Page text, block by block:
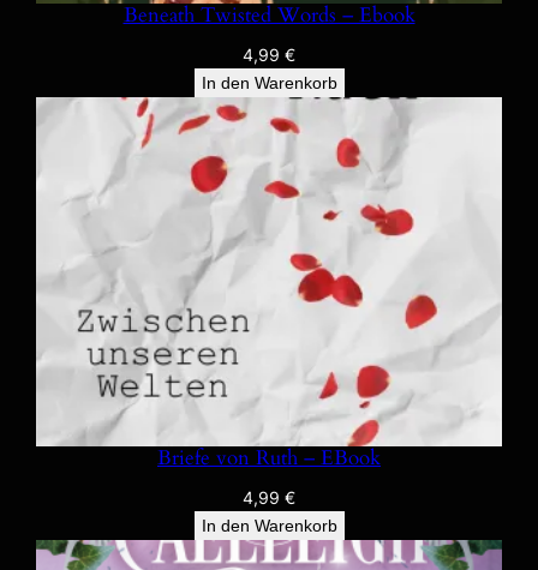
Beneath Twisted Words – Ebook
4,99 €
In den Warenkorb
Briefe von Ruth – EBook
4,99 €
In den Warenkorb